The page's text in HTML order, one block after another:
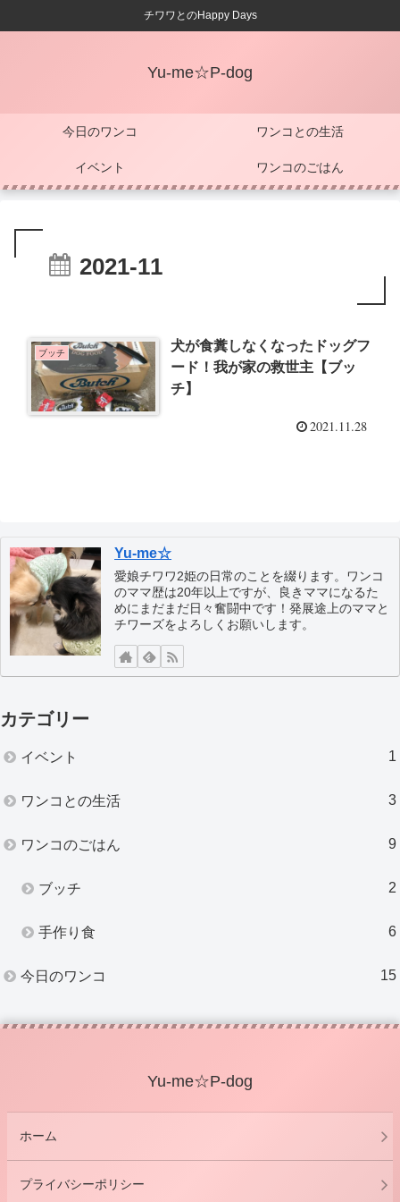
チワワとのHappy Days
Yu-me☆P-dog
今日のワンコ ワンコとの生活
イベント ワンコのごはん
2021-11
ブッチ
犬が食糞しなくなったドッグフ
ード！我が家の救世主【ブッ
チ】
2021.11.28
Yu-me☆
愛娘チワワ2姫の日常のことを綴ります。ワンコ
のママ歴は20年以上ですが、良きママになるた
めにまだまだ日々奮闘中です！発展途上のママと
チワーズをよろしくお願いします。
カテゴリー
イベント 1
ワンコとの生活 3
ワンコのごはん 9
ブッチ 2
手作り食 6
今日のワンコ 15
Yu-me☆P-dog
ホーム
プライバシーポリシー